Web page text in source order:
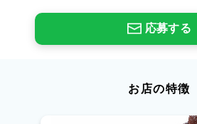
応募する
お店の特徴